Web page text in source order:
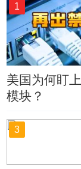
1
美国为何盯
模块？
3